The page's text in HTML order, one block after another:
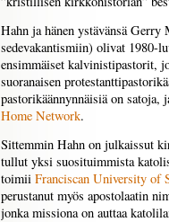
Hahn ja hänen ystävänsä
sedevakantismiin) olivat 1980-
ensimmäiset kalvinistipastorit,
suoranaisen
pastorikäännynnäisiä on
Home Network.
Sittemmin Hahn on julkaissut
tullut yksi suosituimmista
toimii Franciscan University of
perustanut myös apostolaatin
jonka missiona on auttaa